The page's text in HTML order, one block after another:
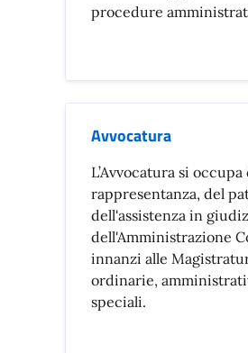
procedure
Avvocatura
L’Avvocatura si occupa
rappresentanza, del
dell'assistenza in
dell'Amministrazione
innanzi alle
ordinarie,
speciali.